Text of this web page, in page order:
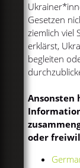
Gesetzen
ziemlich viel
erklärst,
begleiten
Ansonsten
oder